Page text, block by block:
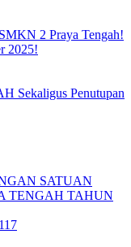
2 Praya Tengah!
2025!
Sekaligus Penutupan
SATUAN
TENGAH TAHUN